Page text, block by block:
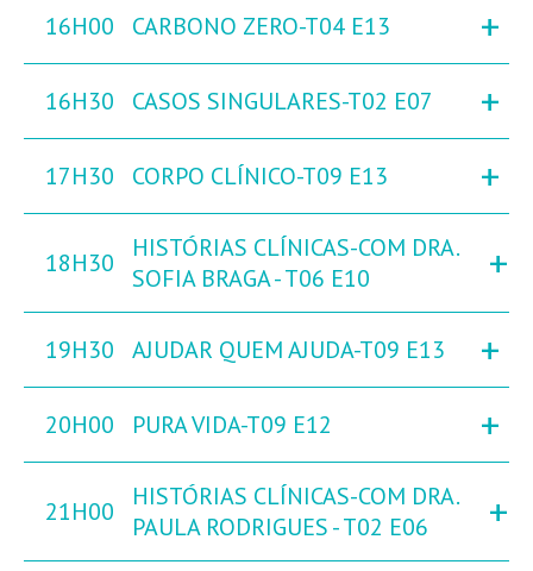
16H00 CARBONO ZERO-T04 E13 +
16H30 CASOS SINGULARES-T02 E07 +
17H30 CORPO CLÍNICO-T09 E13 +
18H30
HISTÓRIAS CLÍNICAS-COM DRA.
SOFIA BRAGA - T06 E10
+
19H30 AJUDAR QUEM AJUDA-T09 E13 +
20H00 PURA VIDA-T09 E12 +
21H00
HISTÓRIAS CLÍNICAS-COM DRA.
PAULA RODRIGUES - T02 E06
+